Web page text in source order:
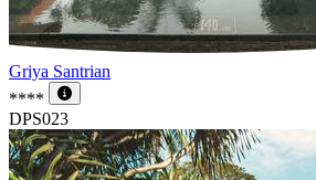
Griya Santrian
****
DPS023